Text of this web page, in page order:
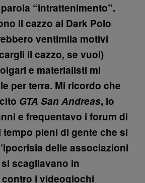
“intrattenimento”.
il cazzo ai Dark Polo
ventimila motivi
il cazzo, se vuoi)
e materialisti mi
per terra. Mi ricordo che
GTA San Andreas, io
e frequentavo i forum di
pieni di gente che si
delle associazioni
scagliavano in
i videogiochi